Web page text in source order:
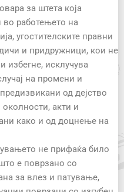
за штета која
во работењето на
угостителските правни
и придружници, кои не
избегне, исклучува
на промени и
од дејство
акти и
како и од доцнење на
не прифаќа било
е поврзано со
за влез и патување,